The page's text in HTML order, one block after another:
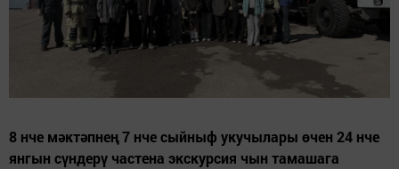
8 нче мәктәпнең 7 нче сыйныф укучылары өчен 24 нче
янгын сүндерү частена экскурсия чын тамашага